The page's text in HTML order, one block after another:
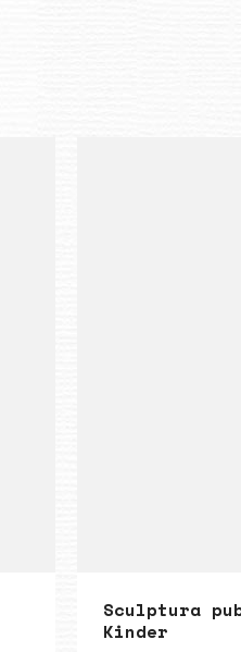
Sculptura
Kinder